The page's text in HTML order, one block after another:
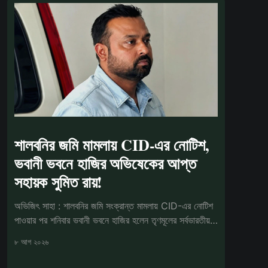
শালবনির জমি মামলায় CID-এর নোটিশ,
ভবানী ভবনে হাজির অভিষেকের আপ্ত
সহায়ক সুমিত রায়!
অভিজিৎ সাহা : শালবনির জমি সংক্রান্ত মামলায় CID-এর নোটিশ
পাওয়ার পর শনিবার ভবানী ভবনে হাজির হলেন তৃণমূলের সর্বভারতীয়
৮ আগ ২০২৬